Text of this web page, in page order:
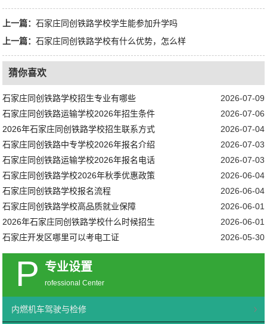
上一篇：石家庄同创铁路学校学生能参加升学吗
上一篇：石家庄同创铁路学校有什么优势，怎么样
猜你喜欢
2026-07-09
石家庄同创铁路学校招生专业有哪些
2026-07-06
石家庄同创铁路运输学校2026年招生条件
2026-07-04
2026年石家庄同创铁路学校招生联系方式
2026-07-03
石家庄同创铁路中专学校2026年报名介绍
2026-07-03
石家庄同创铁路运输学校2026年报名电话
2026-06-04
石家庄同创铁路学校2026年秋季优惠政策
2026-06-04
石家庄同创铁路学校报名流程
2026-06-01
石家庄同创铁路学校高品质就业保障
2026-06-01
2026年石家庄同创铁路学校什么时候招生
2026-05-30
石家庄开发区哪里可以考电工证
P 专业设置
rofessional Center
内燃机车驾驶与检修